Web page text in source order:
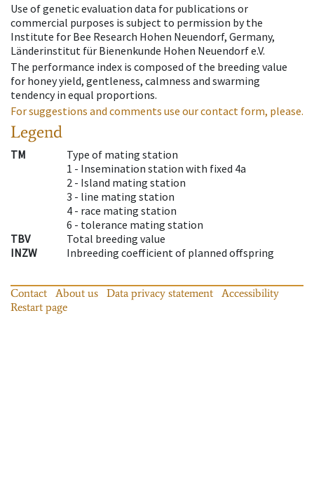
Use of genetic evaluation data for publications or
commercial purposes is subject to permission by the
Institute for Bee Research Hohen Neuendorf, Germany,
Länderinstitut für Bienenkunde Hohen Neuendorf e.V.
The performance index is composed of the breeding value
for honey yield, gentleness, calmness and swarming
tendency in equal proportions.
For suggestions and comments use our contact form, please.
Legend
TM
Type of mating station
1 - Insemination station with fixed 4a
2 - Island mating station
3 - line mating station
4 - race mating station
6 - tolerance mating station
TBV
Total breeding value
INZW
Inbreeding coefficient of planned offspring
Contact About us Data privacy statement
Accessibility
Restart page